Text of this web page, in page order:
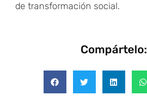
de transformación social.
Compártelo: